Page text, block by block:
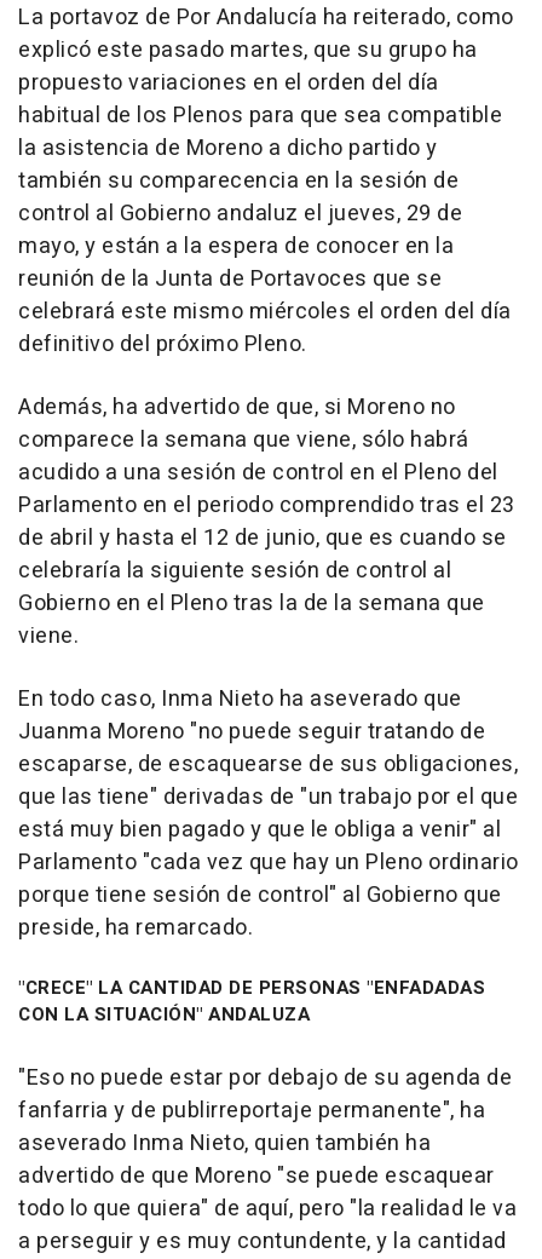
La portavoz de Por Andalucía ha reiterado, como
explicó este pasado martes, que su grupo ha
propuesto variaciones en el orden del día
habitual de los Plenos para que sea compatible
la asistencia de Moreno a dicho partido y
también su comparecencia en la sesión de
control al Gobierno andaluz el jueves, 29 de
mayo, y están a la espera de conocer en la
reunión de la Junta de Portavoces que se
celebrará este mismo miércoles el orden del día
definitivo del próximo Pleno.
Además, ha advertido de que, si Moreno no
comparece la semana que viene, sólo habrá
acudido a una sesión de control en el Pleno del
Parlamento en el periodo comprendido tras el 23
de abril y hasta el 12 de junio, que es cuando se
celebraría la siguiente sesión de control al
Gobierno en el Pleno tras la de la semana que
viene.
En todo caso, Inma Nieto ha aseverado que
Juanma Moreno "no puede seguir tratando de
escaparse, de escaquearse de sus obligaciones,
que las tiene" derivadas de "un trabajo por el que
está muy bien pagado y que le obliga a venir" al
Parlamento "cada vez que hay un Pleno ordinario
porque tiene sesión de control" al Gobierno que
preside, ha remarcado.
"CRECE" LA CANTIDAD DE PERSONAS "ENFADADAS
CON LA SITUACIÓN" ANDALUZA
"Eso no puede estar por debajo de su agenda de
fanfarria y de publirreportaje permanente", ha
aseverado Inma Nieto, quien también ha
advertido de que Moreno "se puede escaquear
todo lo que quiera" de aquí, pero "la realidad le va
a perseguir y es muy contundente, y la cantidad